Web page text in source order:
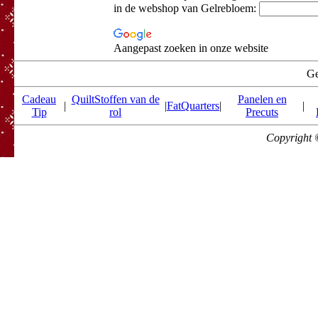
in de webshop van Gelrebloem:
Aangepast zoeken in onze website
Cadeau
Tip
|
QuiltStoffen van de
rol
|FatQuarters|
Panelen en
Precuts
|
Copyright